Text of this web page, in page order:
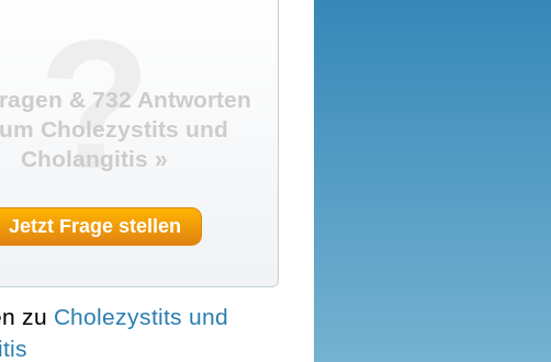
?
& 732 Antworten
Cholezystits und
Cholangitis »
Jetzt Frage stellen
zu Cholezystits und